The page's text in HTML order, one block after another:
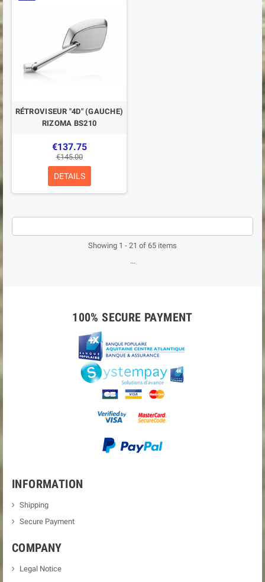
RÉTROVISEUR "4D" (GAUCHE)
RIZOMA BS210
€137.75
€145.00
DETAILS
Showing 1 - 21 of 65 items
...
100% SECURE PAYMENT
INFORMATION
Shipping
Secure Payment
COMPANY
Legal Notice